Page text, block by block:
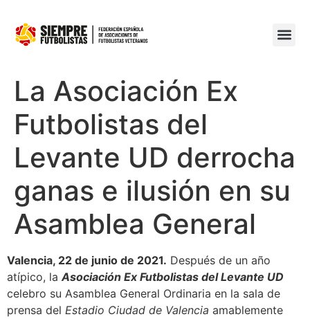
La Asociación Ex
Futbolistas del
Levante UD derrocha
ganas e ilusión en su
Asamblea General
Valencia, 22 de junio de 2021. Después de un año
atípico, laAsociación Ex Futbolistas del Levante UD
celebro su Asamblea General Ordinaria en la sala de
prensa del Estadio Ciudad de Valencia amablemente